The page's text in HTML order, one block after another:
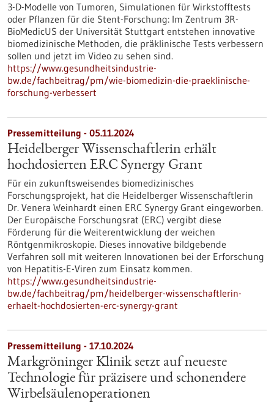
3-D-Modelle von Tumoren, Simulationen für Wirkstofftests
oder Pflanzen für die Stent-Forschung: Im Zentrum 3R-
BioMedicUS der Universität Stuttgart entstehen innovative
biomedizinische Methoden, die präklinische Tests verbessern
sollen und jetzt im Video zu sehen sind.
https://www.gesundheitsindustrie-
bw.de/fachbeitrag/pm/wie-biomedizin-die-praeklinische-
forschung-verbessert
Pressemitteilung - 05.11.2024
Heidelberger Wissenschaftlerin erhält
hochdosierten ERC Synergy Grant
Für ein zukunftsweisendes biomedizinisches
Forschungsprojekt, hat die Heidelberger Wissenschaftlerin
Dr. Venera Weinhardt einen ERC Synergy Grant eingeworben.
Der Europäische Forschungsrat (ERC) vergibt diese
Förderung für die Weiterentwicklung der weichen
Röntgenmikroskopie. Dieses innovative bildgebende
Verfahren soll mit weiteren Innovationen bei der Erforschung
von Hepatitis-E-Viren zum Einsatz kommen.
https://www.gesundheitsindustrie-
bw.de/fachbeitrag/pm/heidelberger-wissenschaftlerin-
erhaelt-hochdosierten-erc-synergy-grant
Pressemitteilung - 17.10.2024
Markgröninger Klinik setzt auf neueste
Technologie für präzisere und schonendere
Wirbelsäulenoperationen